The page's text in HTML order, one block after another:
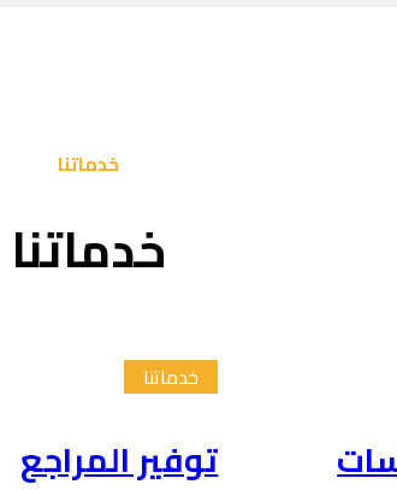
خدماتنا
خدماتنا
خدماتنا
توفير المراجع